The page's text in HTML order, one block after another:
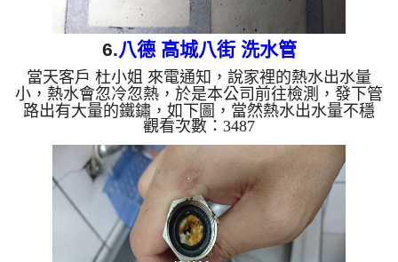
6.八德 高城八街 洗水管
當天客戶 杜小姐 來電通知，說家裡的熱水出水量
小，熱水會忽冷忽熱，於是本公司前往檢測，發下管
路出有大量的鐵鏽，如下圖，當然熱水出水量不穩
定，於是本公司架起 水管清洗機 ，開始 洗水管 ，
管路不斷噴出髒的水，如下圖，過程好幾次 水管堵
塞 ，本公司改用特殊工法， 水管清洗 約兩個多小
時，客戶終於能好好的洗澡了。 清洗水管,水管清洗,
洗水管, 熱水管堵塞, 熱水忽冷忽熱 ...
觀看次數：3487